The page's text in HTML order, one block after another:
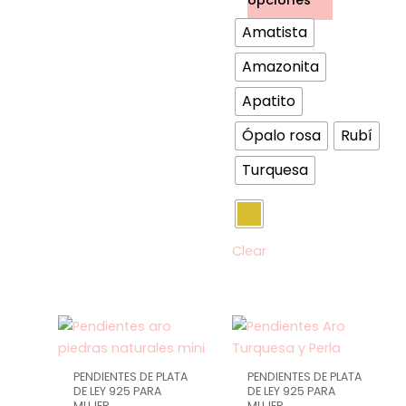
la
Amatista
Amazonita
Apatito
Ópalo rosa
Rubí
Turquesa
Clear
PENDIENTES DE PLATA
DE LEY 925 PARA
Este
producto
tiene
múltiples
PENDIENTES DE PLATA
DE LEY 925 PARA
Este
producto
tiene
múltiples